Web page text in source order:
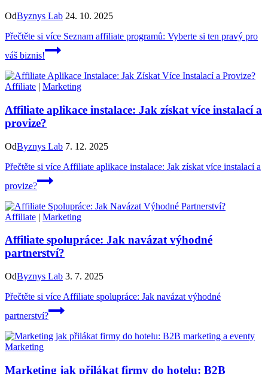
OdByznys Lab 24. 10. 2025
Přečtěte si více Seznam affiliate programů: Vyberte si ten pravý pro
váš biznis!
Affiliate | Marketing
Affiliate aplikace instalace: Jak získat více instalací a
provize?
OdByznys Lab 7. 12. 2025
Přečtěte si více Affiliate aplikace instalace: Jak získat více instalací a
provize?
Affiliate | Marketing
Affiliate spolupráce: Jak navázat výhodné
partnerství?
OdByznys Lab 3. 7. 2025
Přečtěte si více Affiliate spolupráce: Jak navázat výhodné
partnerství?
Marketing
Marketing jak přilákat firmy do hotelu: B2B